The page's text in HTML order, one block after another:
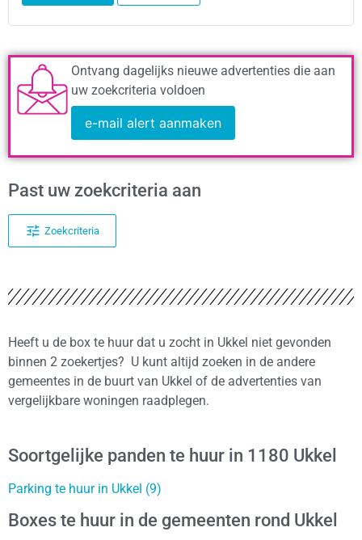
Ontvang dagelijks nieuwe advertenties die aan
uw zoekcriteria voldoen
e-mail alert aanmaken
Past uw zoekcriteria aan
Zoekcriteria
Heeft u de box te huur dat u zocht in Ukkel niet gevonden
binnen 2 zoekertjes? U kunt altijd zoeken in de andere
gemeentes in de buurt van Ukkel of de advertenties van
vergelijkbare woningen raadplegen.
Soortgelijke panden te huur in 1180 Ukkel
Parking te huur in Ukkel (9)
Boxes te huur in de gemeenten rond Ukkel